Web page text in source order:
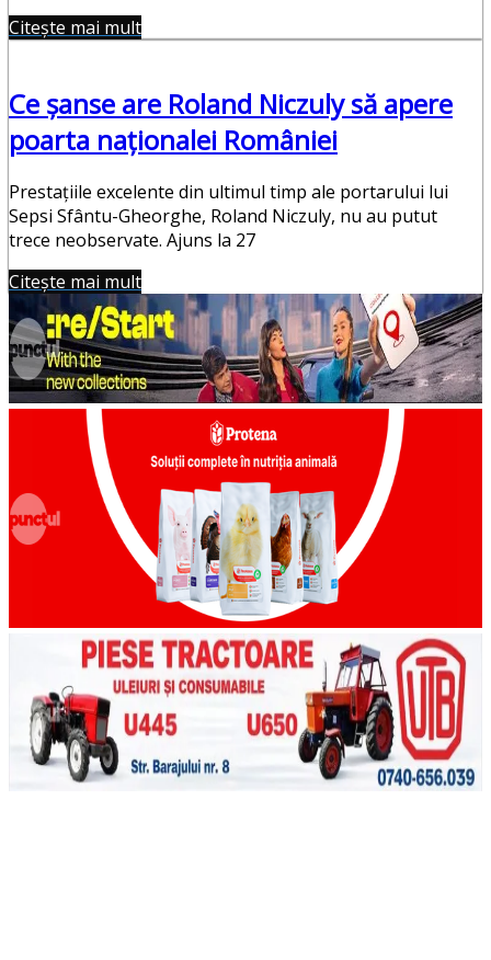
Citește mai mult
Ce şanse are Roland Niczuly să apere
poarta naţionalei României
Prestaţiile excelente din ultimul timp ale portarului lui
Sepsi Sfântu-Gheorghe, Roland Niczuly, nu au putut
trece neobservate. Ajuns la 27
Citește mai mult